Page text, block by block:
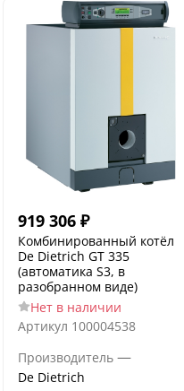
919 306 ₽
Комбинированный котёл
De Dietrich GT 335
(автоматика S3, в
разобранном виде)
Нет в наличии
Артикул 100004538
Производитель —
De Dietrich